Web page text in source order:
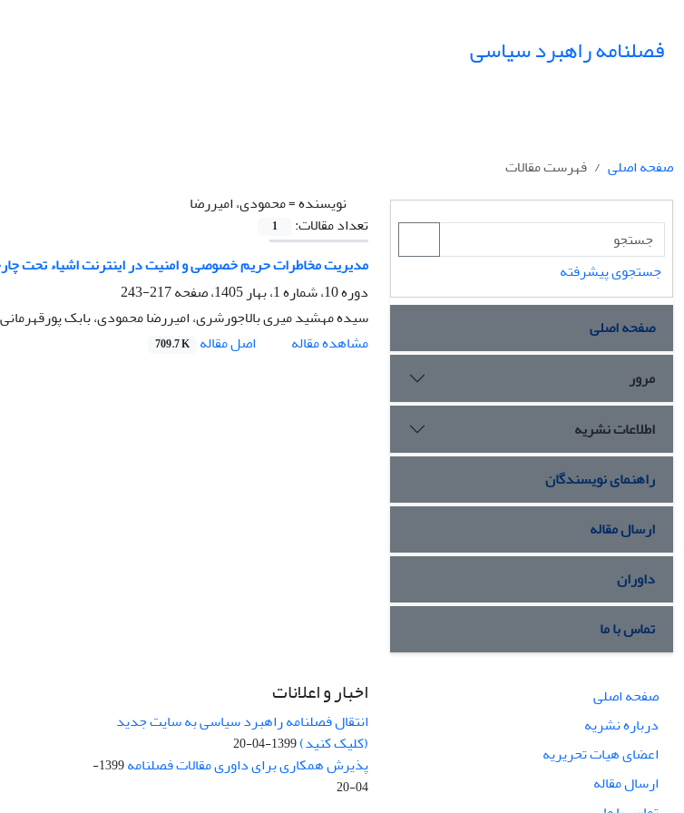
فصلنامه راهبرد سیاسی
صفحه اصلی
فهرست مقالات
نویسنده =محمودی، امیررضا
تعداد مقالات:
1
مدیریت مخاطرات حریم خصوصی و امنیت در اینترنت اشیاء تحت
دوره 10، شماره 1، بهار 1405، صفحه
217-243
سیده مهشید میری بالاجورشری، امیررضا محمودی، بابک پورقهرمانی
مشاهده مقاله
اصل مقاله 709.7 K
جستجوی پیشرفته
صفحه اصلی
مرور
اطلاعات نشریه
راهنمای نویسندگان
ارسال مقاله
داوران
تماس با ما
صفحه اصلی
درباره نشریه
اعضای هیات تحریریه
ارسال مقاله
اخبار و اعلانات
انتقال فصلنامه راهبرد سیاسی به سایت جدید
(کلیک کنید)1399-04-20
پذیرش همکاری برای داوری مقالات فصلنامه
1399-
04-20